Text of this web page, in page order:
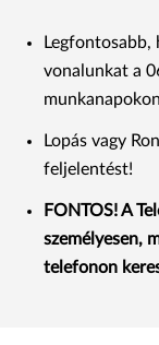
Legfontosabb,
vonalunkat a
Lopás vagy
feljelentést!
FONTOS! A
személyesen,
telefonon